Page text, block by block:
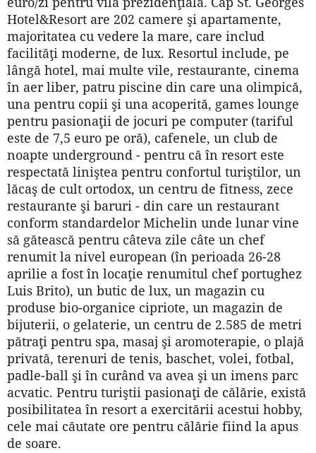
Hotel&Resort are 202 camere şi apartamente,
majoritatea cu vedere la mare, care includ
facilităţi moderne, de lux. Resortul include, pe
lângă hotel, mai multe vile, restaurante, cinema
în aer liber, patru piscine din care una olimpică,
una pentru copii şi una acoperită, games lounge
pentru pasionaţii de jocuri pe computer (tariful
este de 7,5 euro pe oră), cafenele, un club de
noapte underground - pentru că în resort este
respectată liniştea pentru confortul turiştilor, un
lăcaş de cult ortodox, un centru de fitness, zece
restaurante şi baruri - din care un restaurant
conform standardelor Michelin unde lunar vine
să gătească pentru câteva zile câte un chef
renumit la nivel european (în perioada 26-28
aprilie a fost în locaţie renumitul chef portughez
Luis Brito), un butic de lux, un magazin cu
produse bio-organice cipriote, un magazin de
bijuterii, o gelaterie, un centru de 2.585 de metri
pătraţi pentru spa, masaj şi aromoterapie, o plajă
privată, terenuri de tenis, baschet, volei, fotbal,
padle-ball şi în curând va avea şi un imens parc
acvatic. Pentru turiştii pasionaţi de călărie, există
posibilitatea în resort a exercitării acestui hobby,
cele mai căutate ore pentru călărie fiind la apus
de soare.